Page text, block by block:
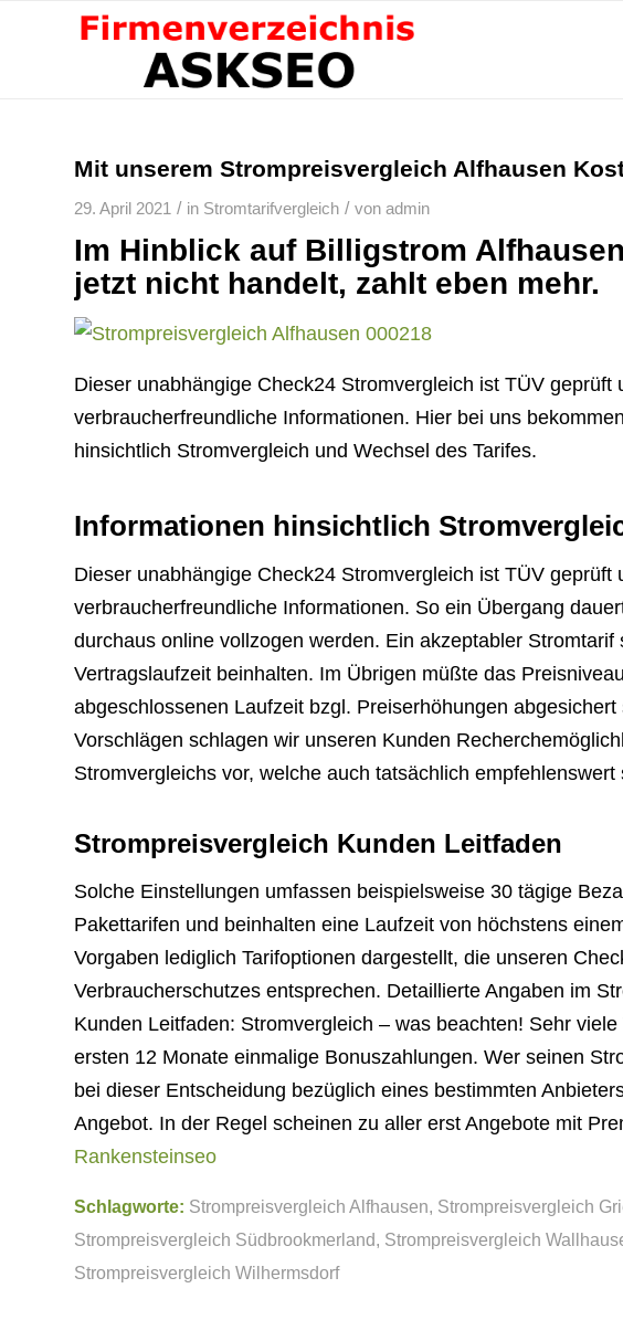
Mit unserem Strompreisvergleich Alfhausen
29. April 2021 / in Stromtarifvergleich / von admin
Im Hinblick auf Billigstrom
jetzt nicht handelt, zahlt eben mehr.
Dieser unabhängige Check24 Stromvergleich ist TÜV geprüft
verbraucherfreundliche Informationen. Hier bei uns
hinsichtlich Stromvergleich und Wechsel des Tarifes.
Informationen hinsichtlich
Dieser unabhängige Check24 Stromvergleich ist TÜV geprüft
verbraucherfreundliche Informationen. So ein Übergang
durchaus online vollzogen werden. Ein akzeptabler
Vertragslaufzeit beinhalten. Im Übrigen müßte das
abgeschlossenen Laufzeit bzgl. Preiserhöhungen
Vorschlägen schlagen wir unseren Kunden
Stromvergleichs vor, welche auch tatsächlich empfehlenswert
Strompreisvergleich Kunden Leitfaden
Solche Einstellungen umfassen beispielsweise 30 tägige
Pakettarifen und beinhalten eine Laufzeit von höchstens
Vorgaben lediglich Tarifoptionen dargestellt, die unseren
Verbraucherschutzes entsprechen. Detaillierte Angaben im
Kunden Leitfaden: Stromvergleich – was beachten! Sehr
ersten 12 Monate einmalige Bonuszahlungen. Wer seinen
bei dieser Entscheidung bezüglich eines bestimmten
Angebot. In der Regel scheinen zu aller erst Angebote mit
Rankensteinseo
Schlagworte: Strompreisvergleich Alfhausen, Strompreisvergleich
Strompreisvergleich Südbrookmerland, Strompreisvergleich
Strompreisvergleich Wilhermsdorf